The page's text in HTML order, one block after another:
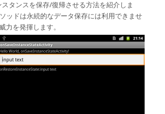
タンスを保存/復帰させる方法を紹介しま
ッドは永続的なデータ保存には利用できませ
力を発揮します。